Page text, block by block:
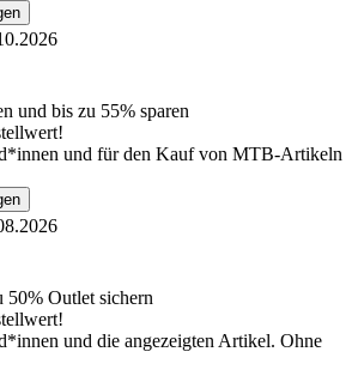
und bis zu 55% sparen
und für den Kauf von MTB-Artikeln
Outlet sichern
und die angezeigten Artikel. Ohne